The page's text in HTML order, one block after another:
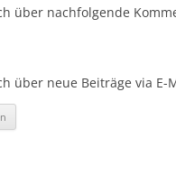
über nachfolgende
über neue Beiträge via E-